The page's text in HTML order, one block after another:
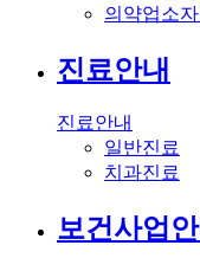
의약업소
진료안내
진료안내
일반진료
치과진료
보건사업안